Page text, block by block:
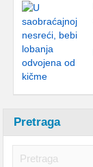
Pretraga